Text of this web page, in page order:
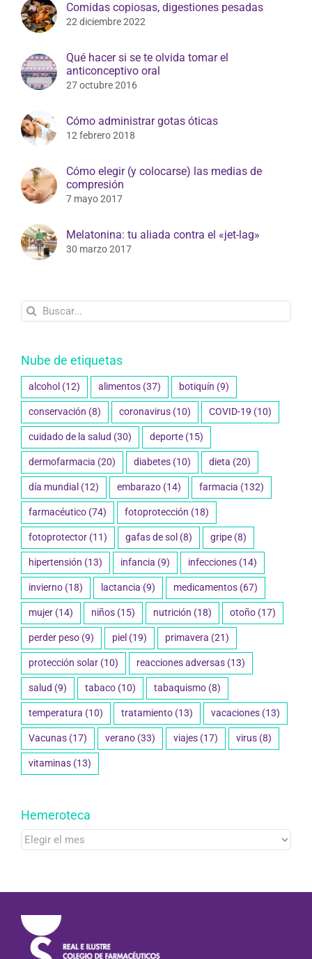
Comidas copiosas, digestiones pesadas
22 diciembre 2022
Qué hacer si se te olvida tomar el
anticonceptivo oral
27 octubre 2016
Cómo administrar gotas óticas
12 febrero 2018
Cómo elegir (y colocarse) las medias de
compresión
7 mayo 2017
Melatonina: tu aliada contra el «jet-lag»
30 marzo 2017
Buscar:
Nube de etiquetas
alcohol (12) alimentos (37) botiquín (9)
conservación (8) coronavirus (10) COVID-19 (10)
cuidado de la salud (30) deporte (15)
dermofarmacia (20) diabetes (10) dieta (20)
día mundial (12) embarazo (14) farmacia (132)
farmacéutico (74) fotoprotección (18)
fotoprotector (11) gafas de sol (8) gripe (8)
hipertensión (13) infancia (9) infecciones (14)
invierno (18) lactancia (9) medicamentos (67)
mujer (14) niños (15) nutrición (18) otoño (17)
perder peso (9) piel (19) primavera (21)
protección solar (10) reacciones adversas (13)
salud (9) tabaco (10) tabaquismo (8)
temperatura (10) tratamiento (13) vacaciones (13)
Vacunas (17) verano (33) viajes (17) virus (8)
vitaminas (13)
Hemeroteca
Hemeroteca